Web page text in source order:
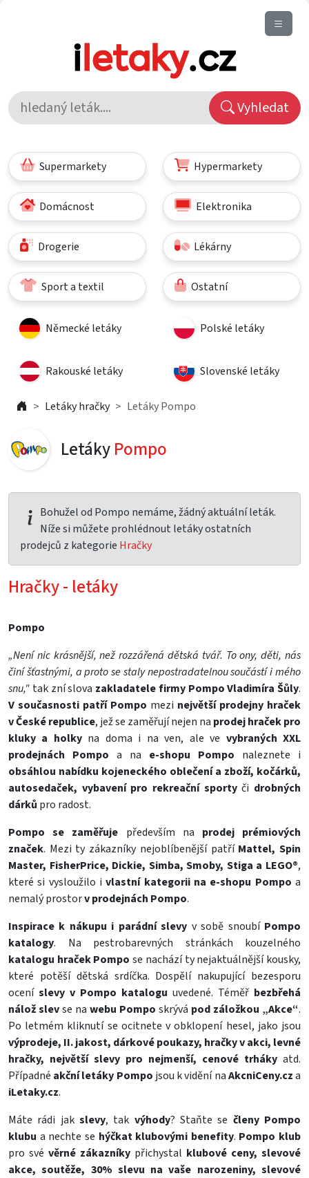
Vyhledat
Supermarkety Hypermarkety
Domácnost Elektronika
Drogerie Lékárny
Sport a textil Ostatní
Německé letáky Polské letáky
Rakouské letáky Slovenské letáky
Letáky hračky Letáky Pompo
LetákyPompo
Bohužel od Pompo nemáme, žádný aktuální leták.
Níže si můžete prohlédnout letáky ostatních
prodejců z kategorie Hračky
Hračky - letáky
Pompo
„Není nic krásnější, než rozzářená dětská tvář. To ony, děti, nás
činí šťastnými, a proto se staly nepostradatelnou součástí i mého
snu," tak zní slova zakladatele firmy Pompo Vladimíra Šůly.
V současnosti patří Pompo mezi největší prodejny hraček
v České republice, jež se zaměřují nejen na prodej hraček pro
kluky a holkyna doma i na ven, ale ve vybraných XXL
prodejnách Pompo a na e-shopu Pompo naleznete i
obsáhlou nabídku kojeneckého oblečení a zboží, kočárků,
autosedaček, vybavení pro rekreační sportyči drobných
dárků pro radost.
Pompo se zaměřuje především na prodej prémiových
značek. Mezi ty zákazníky nejoblíbenější patří Mattel, Spin
Master, FisherPrice, Dickie, Simba, Smoby, Stiga a LEGO®,
které si vysloužilo ivlastní kategorii na e-shopu Pompoa
nemalý prostorv prodejnách Pompo.
Inspirace k nákupu i parádní slevy v sobě snoubí Pompo
katalogy. Na pestrobarevných stránkách kouzelného
katalogu hraček Pompo se nachází ty nejaktuálnější kousky,
které potěší dětská srdíčka. Dospělí nakupující bezesporu
ocení slevy v Pompo katalogu uvedené. Téměř bezbřehá
nálož slevse na webu Pompo skrývá pod záložkou „Akce“.
Po letmém kliknutí se ocitnete v obklopení hesel, jako jsou
výprodeje, II. jakost, dárkové poukazy, hračky v akci, levné
hračky, největší slevy pro nejmenší, cenové trháky atd.
Případné akční letáky Pompo jsou k vidění naAkcniCeny.cza
iLetaky.cz.
Máte rádi jak slevy, tak výhody? Staňte se členy Pompo
klubu a nechte se hýčkat klubovými benefity. Pompo klub
pro své věrné zákazníky přichystal klubové ceny, slevové
akce, soutěže, 30% slevu na vaše narozeniny, slevové